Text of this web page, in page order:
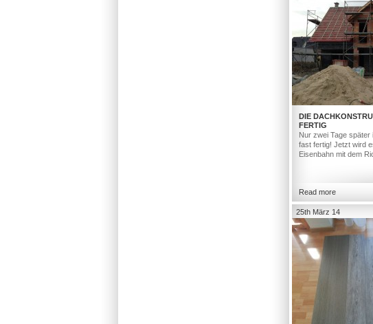
DIE
FERTIG
Nur zwei Tage
fast fertig! Jetzt wird
Eisenbahn mit dem
Read more
25th März 14